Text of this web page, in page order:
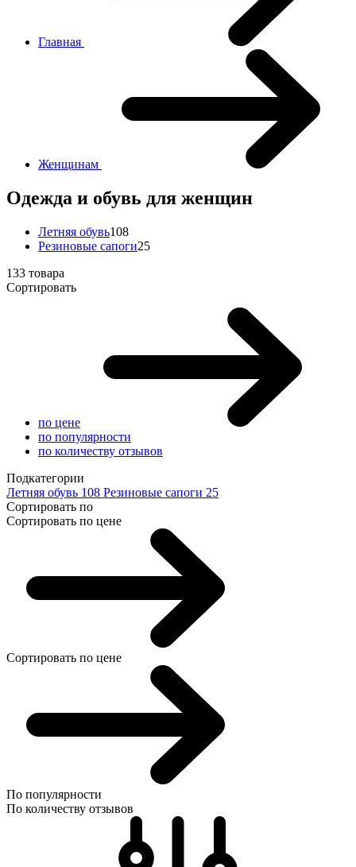
Главная
Женщинам
Одежда и обувь для женщин
Летняя обувь108
Резиновые сапоги25
133 товара
Сортировать
по цене
по популярности
по количеству отзывов
Подкатегории
Летняя обувь 108 Резиновые сапоги 25
Сортировать по
Сортировать по цене
Сортировать по цене
По популярности
По количеству отзывов